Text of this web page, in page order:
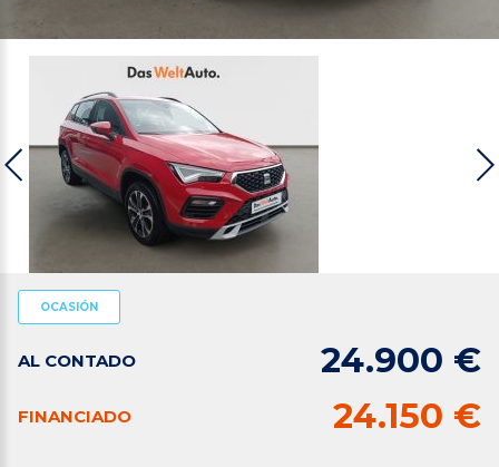
OCASIÓN
AL CONTADO 24.900 €
FINANCIADO 24.150 €